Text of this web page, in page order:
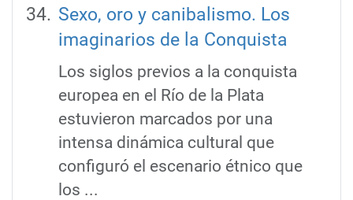
Sexo, oro y canibalismo. Los
imaginarios de la Conquista
Los siglos previos a la conquista
europea en el Río de la Plata
estuvieron marcados por una
intensa dinámica cultural que
configuró el escenario étnico que
los ...